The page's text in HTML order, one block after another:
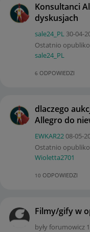
Konsultanci
dyskusjach
sale24_PL ‎30-04-
Ostatnio
sale24_PL
6 ODPOWIEDZI
dlaczego
Allegro do
EWKAR22‎08-05-
Ostatnio
Wioletta2701
10 ODPOWIEDZI
Filmy/gify w
były forumowicz